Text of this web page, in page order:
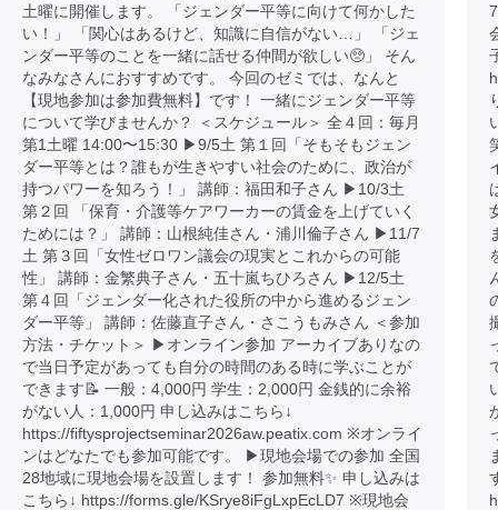
土曜に開催します。 「ジェンダー平等に向けて何かした
い！」 「関心はあるけど、知識に自信がない…」 「ジェ
ンダー平等のことを一緒に話せる仲間が欲しい🥺」 そん
なみなさんにおすすめです。 今回のゼミでは、なんと
【現地参加は参加費無料】です！ 一緒にジェンダー平等
について学びませんか？ ＜スケジュール＞ 全４回：毎月
第1土曜 14:00〜15:30 ▶︎9/5土 第１回「そもそもジェン
ダー平等とは？誰もが生きやすい社会のために、政治が
持つパワーを知ろう！」 講師：福田和子さん ▶︎10/3土
第２回 「保育・介護等ケアワーカーの賃金を上げていく
ためには？」 講師：山根純佳さん・浦川倫子さん ▶︎11/7
土 第３回「女性ゼロワン議会の現実とこれからの可能
性」 講師：金繁典子さん・五十嵐ちひろさん ▶︎12/5土
第４回「ジェンダー化された役所の中から進めるジェン
ダー平等」 講師：佐藤直子さん・さこうもみさん ＜参加
方法・チケット＞ ▶︎オンライン参加 アーカイブありなの
で当日予定があっても自分の時間のある時に学ぶことが
できます📝 一般：4,000円 学生：2,000円 金銭的に余裕
がない人：1,000円 申し込みはこちら↓
https://fiftysprojectseminar2026aw.peatix.com ※オンライ
ンはどなたでも参加可能です。 ▶︎現地会場での参加 全国
28地域に現地会場を設置します！ 参加無料✨ 申し込みは
こちら↓ https://forms.gle/KSrye8iFgLxpEcLD7 ※現地会